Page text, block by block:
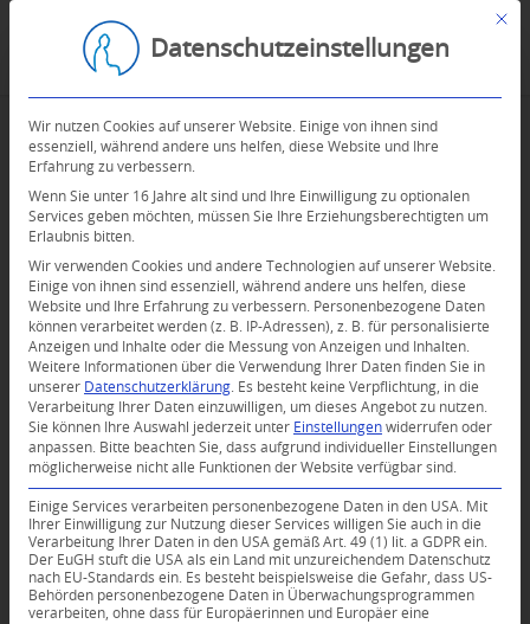
0
KOMMENTARE
Dein Kommentar
An Diskussion beteiligen?
Hinterlassen Sie uns Ihren Kommentar!
Name*
Mit
Datenschutzeinstellungen
Wir nutzen Cookies auf unserer Website. Einige von ihnen sind
essenziell, während andere uns helfen, diese Website und Ihre
Erfahrung zu verbessern.
Wenn Sie unter 16 Jahre alt sind und Ihre Einwilligung zu optionalen
Services geben möchten, müssen Sie Ihre Erziehungsberechtigten um
Erlaubnis bitten.
Wir verwenden Cookies und andere Technologien auf unserer Website.
Einige von ihnen sind essenziell, während andere uns helfen, diese
Website und Ihre Erfahrung zu verbessern.
Personenbezogene Daten
können verarbeitet werden (z. B. IP-Adressen), z. B. für personalisierte
Anzeigen und Inhalte oder die Messung von Anzeigen und Inhalten.
Weitere Informationen über die Verwendung Ihrer Daten finden Sie in
unserer Datenschutzerklärung
Es besteht keine Verpflichtung, in die
Verarbeitung Ihrer Daten einzuwilligen, um dieses Angebot zu nutzen.
Sie können Ihre Auswahl jederzeit unter Einstellungen widerrufen oder
anpassen.
Bitte beachten Sie, dass aufgrund individueller Einstellungen
möglicherweise nicht alle Funktionen der Website verfügbar sind.
Einige Services verarbeiten personenbezogene Daten in den USA. Mit
Ihrer Einwilligung zur Nutzung dieser Services willigen Sie auch in die
Verarbeitung Ihrer Daten in den USA gemäß Art. 49 (1) lit. a GDPR ein.
Der EuGH stuft die USA als ein Land mit unzureichendem Datenschutz
nach EU-Standards ein. Es besteht beispielsweise die Gefahr, dass US-
Behörden personenbezogene Daten in Überwachungsprogrammen
verarbeiten, ohne dass für Europäerinnen und Europäer eine